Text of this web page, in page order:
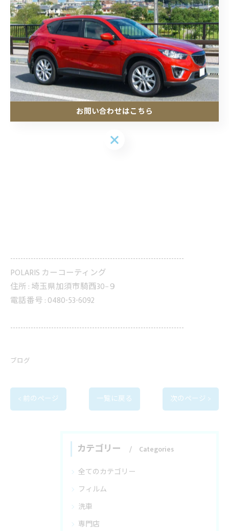
--------------------------------------------------------------------
POLARIS カーコーティング
住所 :埼玉県加須市騎西30−９
電話番号 :0480-53-6092
--------------------------------------------------------------------
ブログ
< 前のページ 一覧に戻る 次のページ >
カテゴリー Categories
全てのカテゴリー
フィルム
洗車
専門店
お問い合わせはこちら
お問い合わせはこちら